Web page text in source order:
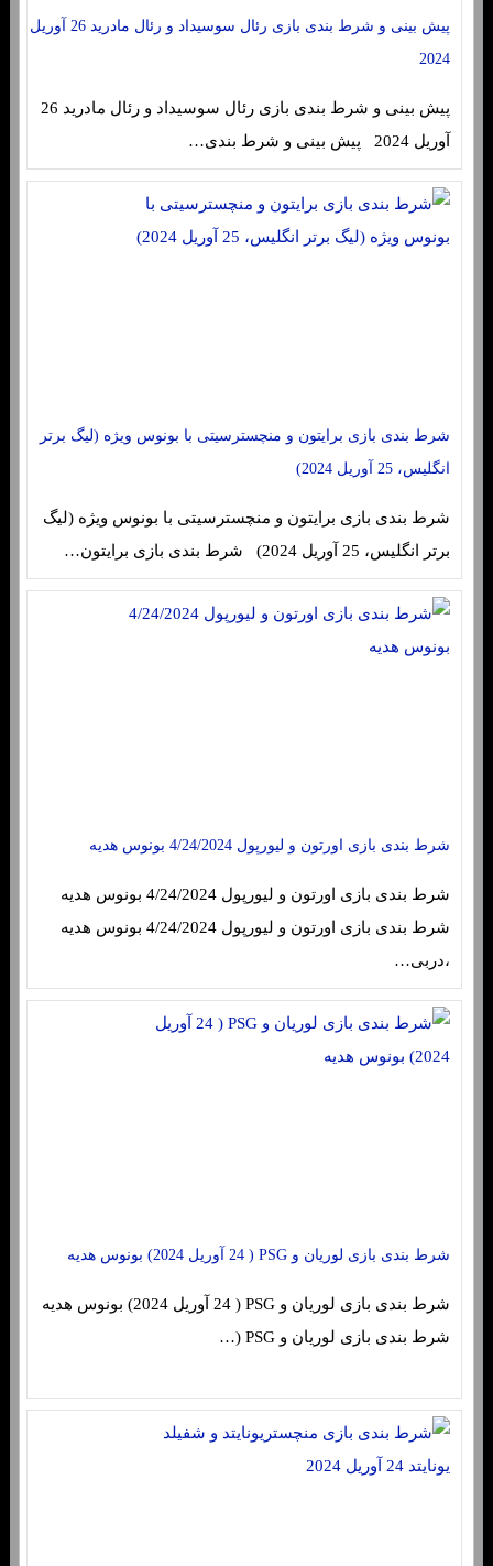
پیش بینی و شرط بندی بازی رئال سوسیداد و رئال مادرید 26 آوریل
2024
پیش بینی و شرط بندی بازی رئال سوسیداد و رئال مادرید 26
آوریل 2024 پیش بینی و شرط بندی…
شرط بندی بازی برایتون و منچسترسیتی با بونوس ویژه (لیگ برتر
انگلیس، 25 آوریل 2024)
شرط بندی بازی برایتون و منچسترسیتی با بونوس ویژه (لیگ
برتر انگلیس، 25 آوریل 2024) شرط بندی بازی برایتون…
شرط بندی بازی اورتون و لیورپول 4/24/2024 بونوس هدیه
شرط بندی بازی اورتون و لیورپول 4/24/2024 بونوس هدیه
شرط بندی بازی اورتون و لیورپول 4/24/2024 بونوس هدیه
،دربی…
شرط بندی بازی لوریان و PSG ( 24 آوریل 2024) بونوس هدیه
شرط بندی بازی لوریان و PSG ( 24 آوریل 2024) بونوس هدیه
شرط بندی بازی لوریان و PSG (…